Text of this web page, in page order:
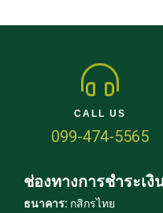
CALL US
099-474-5565
ช่องทางการชำระเงิ
ธนาคาร: กสิกรไทย